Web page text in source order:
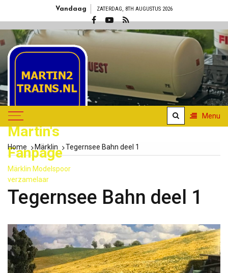
Vandaag ZATERDAG, 8TH AUGUSTUS 2026
Martin's
Fanpage
Märklin Modelspoor
verzamelaar
Menu
Home Märklin Tegernsee Bahn deel 1
Tegernsee Bahn deel 1